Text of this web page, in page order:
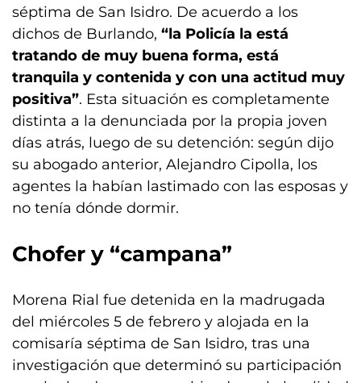
séptima de San Isidro. De acuerdo a los
dichos de Burlando, “la Policía la está
tratando de muy buena forma, está
tranquila y contenida y con una actitud muy
positiva”. Esta situación es completamente
distinta a la denunciada por la propia joven
días atrás, luego de su detención: según dijo
su abogado anterior, Alejandro Cipolla, los
agentes la habían lastimado con las esposas y
no tenía dónde dormir.
Chofer y “campana”
Morena Rial fue detenida en la madrugada
del miércoles 5 de febrero y alojada en la
comisaría séptima de San Isidro, tras una
investigación que determinó su participación